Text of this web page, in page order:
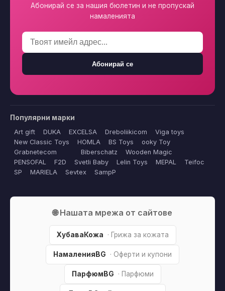
Абонирай се за нашия бюлетин и не пропускай
намаленията
Абонирай се
Популярни марки
Art gift DUKA EXCELSA Dreboliikicom
Viga toys
New Classic Toys
HOMLA BS Toys
ooky Toy
Grabnetecom
Biberschatz
Wooden Magic
PENSOFAL
F2D Svetli Baby Lelin Toys MEPAL
Teifoc
SP
MARIELA Sevtex SampP
🌐 Нашата мрежа от сайтове
ХубаваКожа · Грижа за кожата
НамаленияBG · Оферти и купони
ПарфюмBG · Парфюми